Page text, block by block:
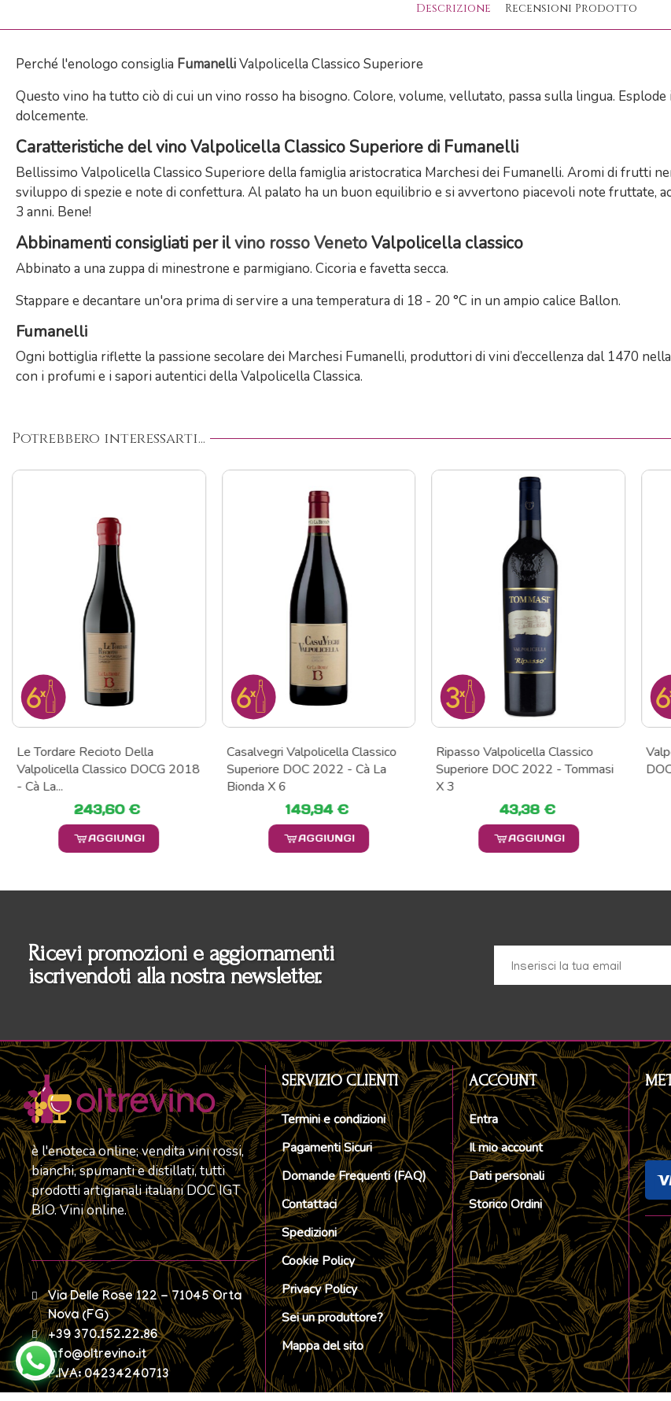
Descrizione Recensioni Prodotto
Perché l'enologo consiglia FumanelliValpolicella Classico Superiore
Questo vino ha tutto ciò di cui un vino rosso ha bisogno. Colore, volume, vellutato, passa sulla lingua.
dolcemente.
Caratteristiche del vino Valpolicella Classico Superiore di Fumanelli
Bellissimo Valpolicella Classico Superiore della famiglia aristocratica Marchesi dei Fumanelli. Aromi di frutti
sviluppo di spezie e note di confettura. Al palato ha un buon equilibrio e si avvertono piacevoli note fruttate,
3 anni. Bene!
Abbinamenti consigliati per ilvino rosso VenetoValpolicella classico
Abbinato a una zuppa di minestrone e parmigiano. Cicoria e favetta secca.
Stappare e decantare un'ora prima di servire a una temperatura di 18 - 20 °C in un ampio calice Ballon.
Fumanelli
Ogni bottiglia riflette la passione secolare dei Marchesi Fumanelli, produttori di vini d’eccellenza dal 1470
con i profumi e i sapori autentici della Valpolicella Classica.
Potrebbero interessarti...
Casalvegri Valpolicella Classico
Superiore DOC 2022 - Cà La
Bionda X 6
149,94 €
AGGIUNGI
Ripasso Valpolicella Classico
Superiore DOC 2022 - Tommasi
X 3
43,38 €
AGGIUNGI
Valpolicella Classico Superiore
DOC 2021 - Scriani X 6
Ricevi promozioni e aggiornamenti
iscrivendoti alla nostra newsletter.
è l'enoteca online; vendita vini rossi,
bianchi, spumanti e distillati, tutti
prodotti artigianali italiani DOC IGT
BIO. Vini online.
Via Delle Rose 122 - 71045 Orta
Nova (FG)
+39 370.152.22.86
info@oltrevino.it
P.IVA: 04234240713
SERVIZIO CLIENTI
Termini e condizioni
Pagamenti Sicuri
Domande Frequenti (FAQ)
Contattaci
Spedizioni
Cookie Policy
Privacy Policy
Sei un produttore?
Mappa del sito
ACCOUNT
Entra
Il mio account
Dati personali
Storico Ordini